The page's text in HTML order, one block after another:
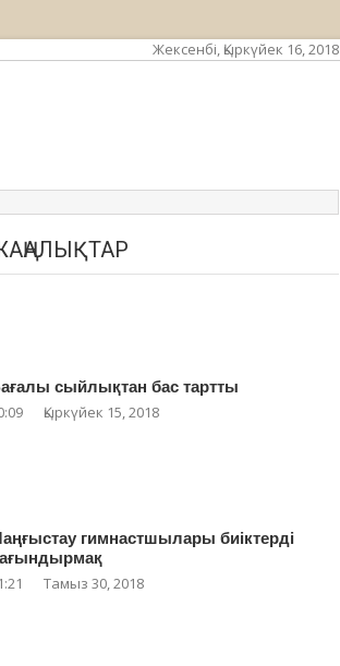
Жексенбі, Қыркүйек 16, 2018
сыйлықтан бас тартты
Қыркүйек 15, 2018
гимнастшылары биіктерді
Тамыз 30, 2018